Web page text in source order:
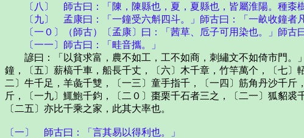
〔八〕 師古曰：「陳，陳縣也，夏，夏縣也，皆屬淮陽。種桼樹
〔九〕 孟康曰：「一鐘受六斛四斗。」師古曰：「一畝收鐘者凡
〔一０〕（師古）〔孟康〕曰：「茜草、卮子可用染也。」師古曰
〔一一〕師古曰：「畦音攜。」
諺曰：「以貧求富，農不如工，工不如商，刺繡文不如倚市門。
鐘，〔五〕薪槁千車，船長千丈，〔六〕木千章，竹竿萬个，〔七
二〕牛千足，羊彘千雙，〔一三〕童手指千，〔一四〕筋角丹沙千
斤，〔一九〕鮿鮑千鈞，〔二０〕棗栗千石者三之，〔二一〕狐貂
〔二五〕亦比千乘之家，此其大率也。
〔一〕 師古曰：「言其易以得利也。」